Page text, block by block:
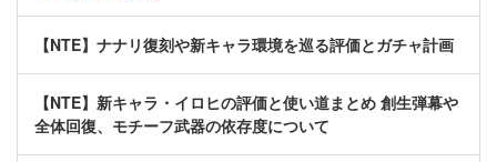
【NTE】ナナリ復刻や新キャラ環境を巡る評価とガチャ計画
【NTE】新キャラ・イロヒの評価と使い道まとめ 創生弾幕や
全体回復、モチーフ武器の依存度について